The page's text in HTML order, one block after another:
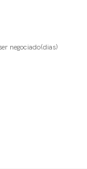
negociado(dias)